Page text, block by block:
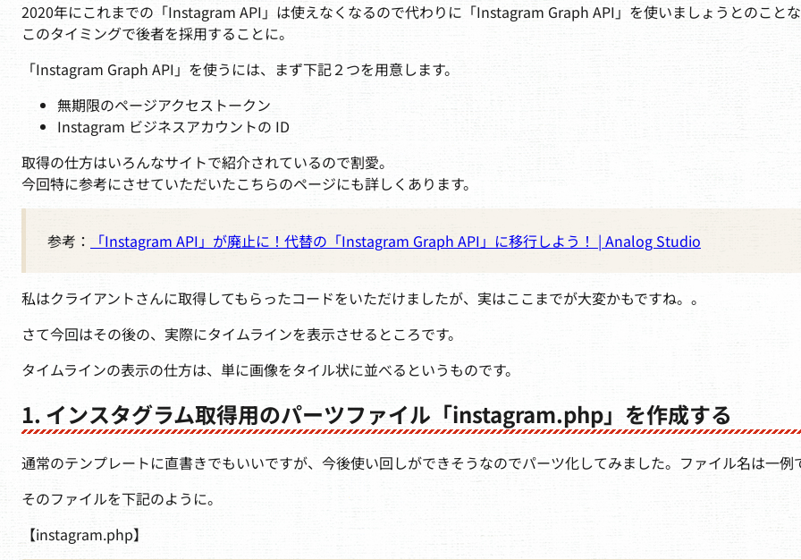
2020年にこれまでの「Instagram API」は使えなくなるので代わりに「Instagram Graph API」を使いましょうとのこと
このタイミングで後者を採用することに。
「Instagram Graph API」を使うには、まず下記２つを用意します。
無期限のページアクセストークン
Instagram ビジネスアカウントの ID
取得の仕方はいろんなサイトで紹介されているので割愛。
今回特に参考にさせていただいたこちらのページにも詳しくあります。
参考： 「Instagram API」が廃止に！代替の「Instagram Graph API」に移行しよう！ | Analog Studio
私はクライアントさんに取得してもらったコードをいただけましたが、実はここまでが大変かもですね。。
さて今回はその後の、実際にタイムラインを表示させるところです。
タイムラインの表示の仕方は、単に画像をタイル状に並べるというものです。
1. インスタグラム取得用のパーツファイル「instagram.php」を作成する
通常のテンプレートに直書きでもいいですが、今後使い回しができそうなのでパーツ化してみました。ファイル名は一例
そのファイルを下記のように。
【instagram.php】